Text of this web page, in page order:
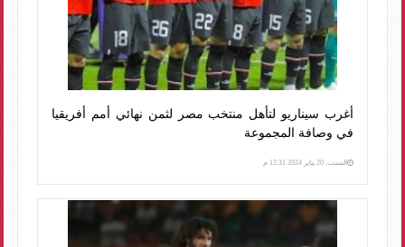
أغرب سيناريو لتأهل منتخب مصر لثمن نهائي أمم أفريقيا
في وصافة المجموعة
السبت، 20 يناير 2024 12:31 م